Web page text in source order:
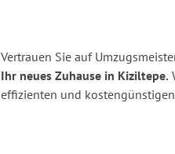
Vertrauen Sie auf
Ihr neues Zuhause in Kiziltepe.
effizienten und